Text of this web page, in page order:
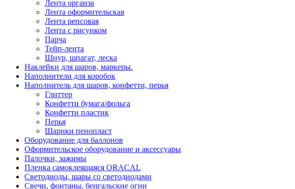
Лента органза
Лента оформительская
Лента репсовая
Лента с рисунком
Парча
Тейп-лента
Шнур, шпагат, леска
Наклейки для шаров, маркеры.
Наполнители для коробок
Наполнитель для шаров, конфетти, перья
Глиттер
Конфетти бумага/фольга
Конфетти пластик
Перья
Шарики пенопласт
Оборудование для баллонов
Оформительское оборудование и аксессуары
Палочки, зажимы
Пленка самоклеящаяся ORACAL
Светодиоды, шары со светодиодами
Свечи, фонтаны, бенгальские огни